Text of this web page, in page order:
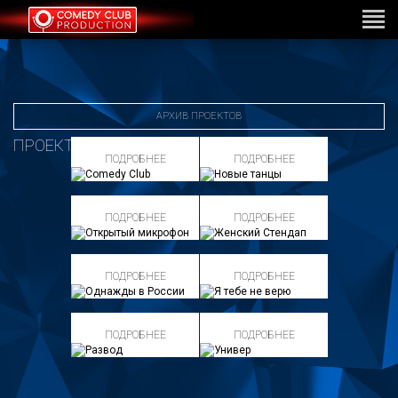
АРХИВ ПРОЕКТОВ
ПРОЕКТЫ
ПОДРОБНЕЕ ПОДРОБНЕЕ
ПОДРОБНЕЕ ПОДРОБНЕЕ
ПОДРОБНЕЕ ПОДРОБНЕЕ
ПОДРОБНЕЕ ПОДРОБНЕЕ